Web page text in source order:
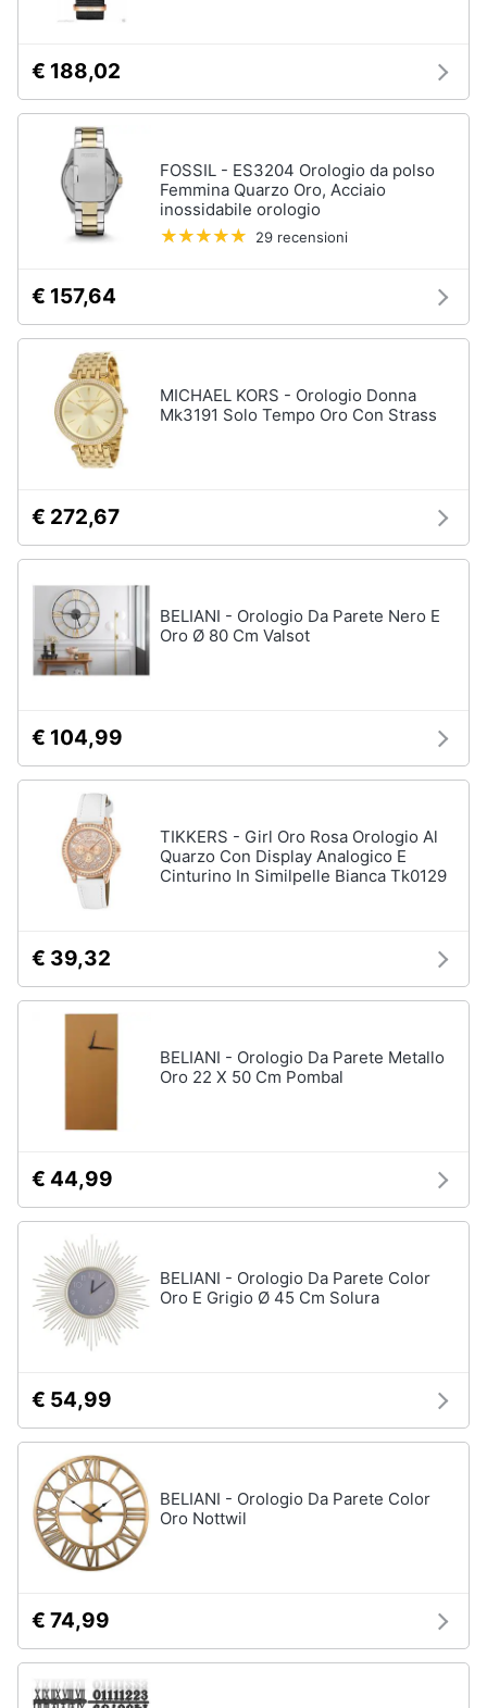
€ 188,02
FOSSIL - ES3204 Orologio da polso
Femmina Quarzo Oro, Acciaio
inossidabile orologio
29 recensioni
€ 157,64
MICHAEL KORS - Orologio Donna
Mk3191 Solo Tempo Oro Con Strass
€ 272,67
BELIANI - Orologio Da Parete Nero E
Oro Ø 80 Cm Valsot
€ 104,99
TIKKERS - Girl Oro Rosa Orologio Al
Quarzo Con Display Analogico E
Cinturino In Similpelle Bianca Tk0129
€ 39,32
BELIANI - Orologio Da Parete Metallo
Oro 22 X 50 Cm Pombal
€ 44,99
BELIANI - Orologio Da Parete Color
Oro E Grigio Ø 45 Cm Solura
€ 54,99
BELIANI - Orologio Da Parete Color
Oro Nottwil
€ 74,99